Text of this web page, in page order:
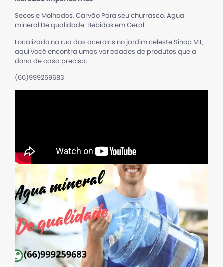
Secos e Molhados, Carvão Para seu churrasco, Agua
mineral De qualidade. Bebidas em Geral.
Localizado na rua das acerolas no jardim celeste Sinop MT,
aqui você encontra umas variedades de produtos que a
dona de casa precisa.
(66)999259683